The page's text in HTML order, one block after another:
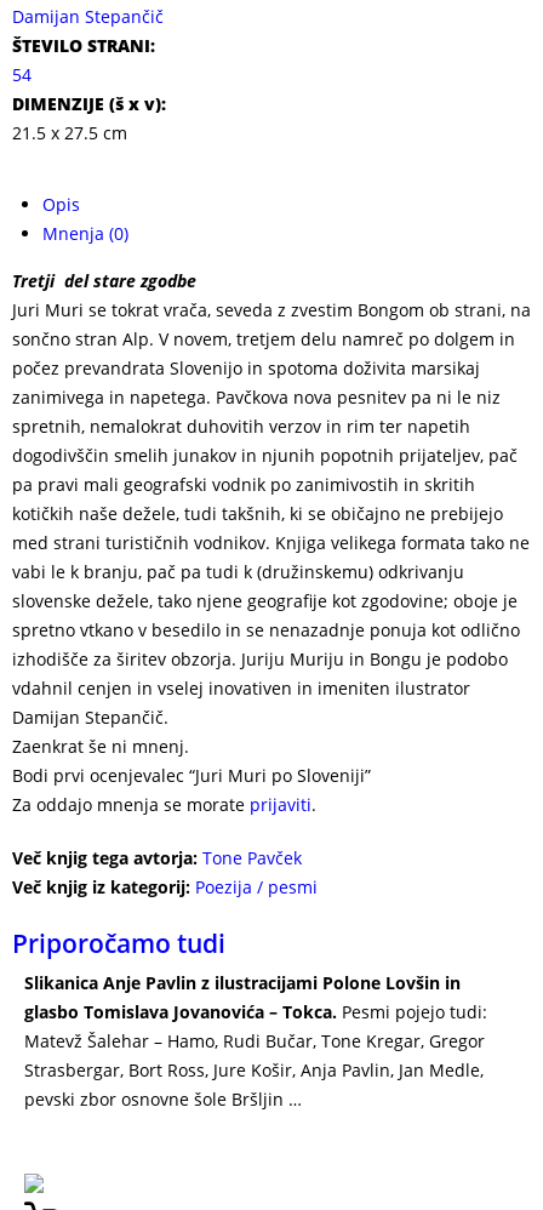
Damijan Stepančič
ŠTEVILO STRANI:
54
DIMENZIJE (š x v):
21.5 x 27.5 cm
Opis
Mnenja (0)
Tretji del stare zgodbe
Juri Muri se tokrat vrača, seveda z zvestim Bongom ob strani, na
sončno stran Alp. V novem, tretjem delu namreč po dolgem in
počez prevandrata Slovenijo in spotoma doživita marsikaj
zanimivega in napetega. Pavčkova nova pesnitev pa ni le niz
spretnih, nemalokrat duhovitih verzov in rim ter napetih
dogodivščin smelih junakov in njunih popotnih prijateljev, pač
pa pravi mali geografski vodnik po zanimivostih in skritih
kotičkih naše dežele, tudi takšnih, ki se običajno ne prebijejo
med strani turističnih vodnikov. Knjiga velikega formata tako ne
vabi le k branju, pač pa tudi k (družinskemu) odkrivanju
slovenske dežele, tako njene geografije kot zgodovine; oboje je
spretno vtkano v besedilo in se nenazadnje ponuja kot odlično
izhodišče za širitev obzorja. Juriju Muriju in Bongu je podobo
vdahnil cenjen in vselej inovativen in imeniten ilustrator
Damijan Stepančič.
Zaenkrat še ni mnenj.
Bodi prvi ocenjevalec “Juri Muri po Sloveniji”
Za oddajo mnenja se morate prijaviti.
Več knjig tega avtorja: Tone Pavček
Več knjig iz kategorij: Poezija / pesmi
Priporočamo tudi
Slikanica Anje Pavlin z ilustracijami Polone Lovšin in
glasbo Tomislava Jovanovića – Tokca. Pesmi pojejo tudi:
Matevž Šalehar – Hamo, Rudi Bučar, Tone Kregar, Gregor
Strasbergar, Bort Ross, Jure Košir, Anja Pavlin, Jan Medle,
pevski zbor osnovne šole Bršljin …